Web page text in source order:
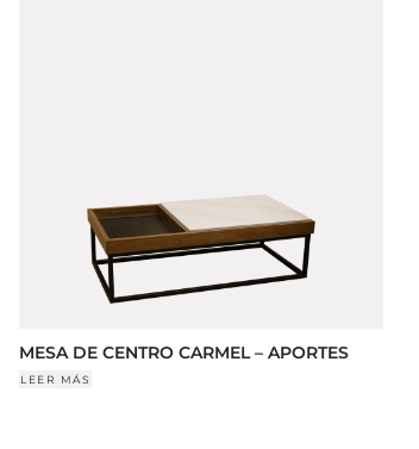
MESA DE CENTRO CARMEL – APORTES
LEER MÁS